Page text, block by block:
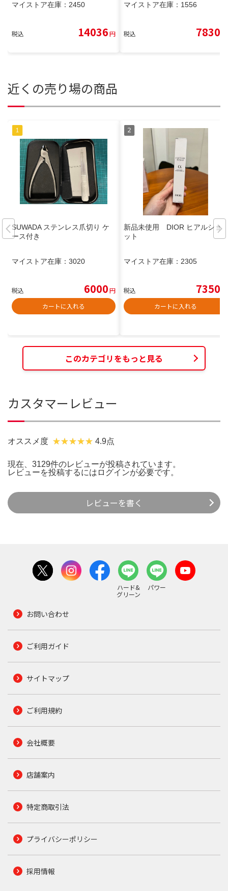
マイストア在庫： 2450
税込 14036円
マイストア在庫： 1556
税込 7830
近くの売り場の商品
SUWADA ステンレス爪切り ケ
ース付き
マイストア在庫： 3020
税込 6000円
カートに入れる
新品未使用 DIOR ヒアルショ
ット
マイストア在庫： 2305
税込 7350
カートに入れる
このカテゴリをもっと見る
カスタマーレビュー
オススメ度 4.9点
現在、3129件のレビューが投稿されています。
レビューを投稿するには ログインが必要です。
レビューを書く
ハード&
グリーン
パワー
お問い合わせ
ご利用ガイド
サイトマップ
ご利用規約
会社概要
店舗案内
特定商取引法
プライバシーポリシー
採用情報